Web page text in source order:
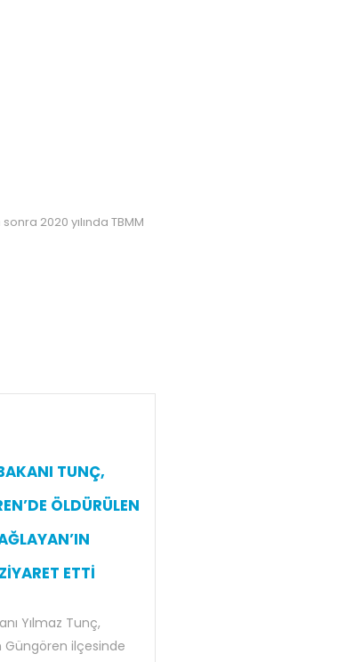
2020 yılında TBMM
TUNÇ,
ÖLDÜRÜLEN
ETTİ
Yılmaz Tunç,
Güngören ilçesinde